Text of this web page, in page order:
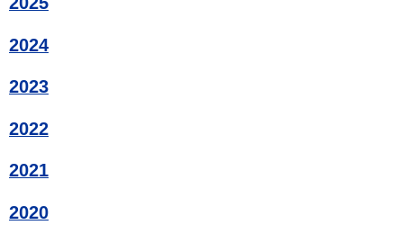
2024
2023
2022
2021
2020